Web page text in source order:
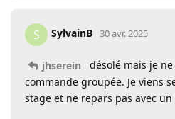
S SylvainB 30 avr. 2025
jhserein
désolé mais je
commande groupée. Je viens
stage et ne repars pas avec un